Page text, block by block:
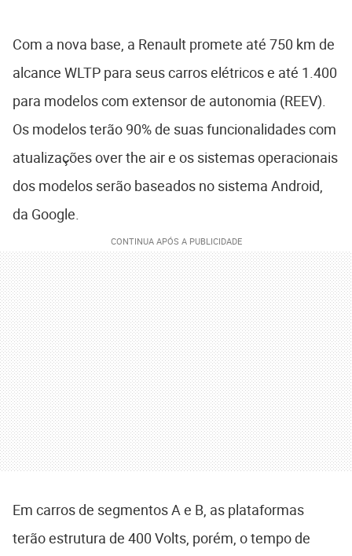
Com a nova base, a Renault promete até 750 km de
alcance WLTP para seus carros elétricos e até 1.400
para modelos com extensor de autonomia (REEV).
Os modelos terão 90% de suas funcionalidades com
atualizações over the air e os sistemas operacionais
dos modelos serão baseados no sistema Android,
da Google.
Em carros de segmentos A e B, as plataformas
terão estrutura de 400 Volts, porém, o tempo de